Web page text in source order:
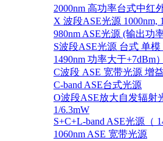
2000nm 高功率台式中红
X 波段ASE光源 1000nm,
980nm ASE光源 (输出功
S波段ASE光源 台式 单模
1490nm 功率大于+7dBm）
C波段 ASE 宽带光源 增
C-band ASE台式光源
O波段ASE放大自发辐射
1/6.3mW
S+C+L-band ASE光源（
1060nm ASE 宽带光源